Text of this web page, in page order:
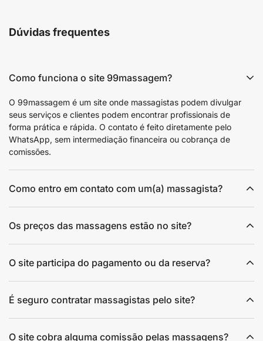
Dúvidas frequentes
Como funciona o site 99massagem?
O 99massagem é um site onde massagistas podem divulgar
seus serviços e clientes podem encontrar profissionais de
forma prática e rápida. O contato é feito diretamente pelo
WhatsApp, sem intermediação financeira ou cobrança de
comissões.
Como entro em contato com um(a) massagista?
Os preços das massagens estão no site?
O site participa do pagamento ou da reserva?
É seguro contratar massagistas pelo site?
O site cobra alguma comissão pelas massagens?